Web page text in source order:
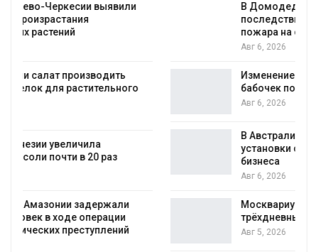
В Домодедове ликвидируют
последствия разлива химикатов после
Изменение климата меняет ареалы
бабочек по всему миру
В Австралии снизят стоимость
установки солнечных панелей для
бизнеса
Москвариум отметит 11-летие
трёхдневным фестивалем
Авг 5, 2026